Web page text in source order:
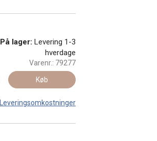
På lager: Levering 1-3
hverdage
Varenr.: 79277
Køb
Leveringsomkostninger